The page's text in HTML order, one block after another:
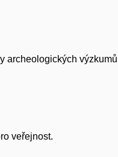
archeologických
veřejnost.